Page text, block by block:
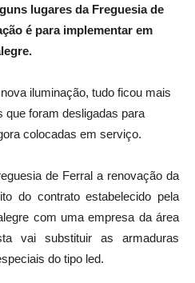
lugares da Freguesia de
é para implementar em
iluminação, tudo ficou mais
que foram desligadas para
colocadas em serviço.
de Ferral a renovação da
do contrato estabelecido pela
com uma empresa da área
vai substituir as armaduras
do tipo led.